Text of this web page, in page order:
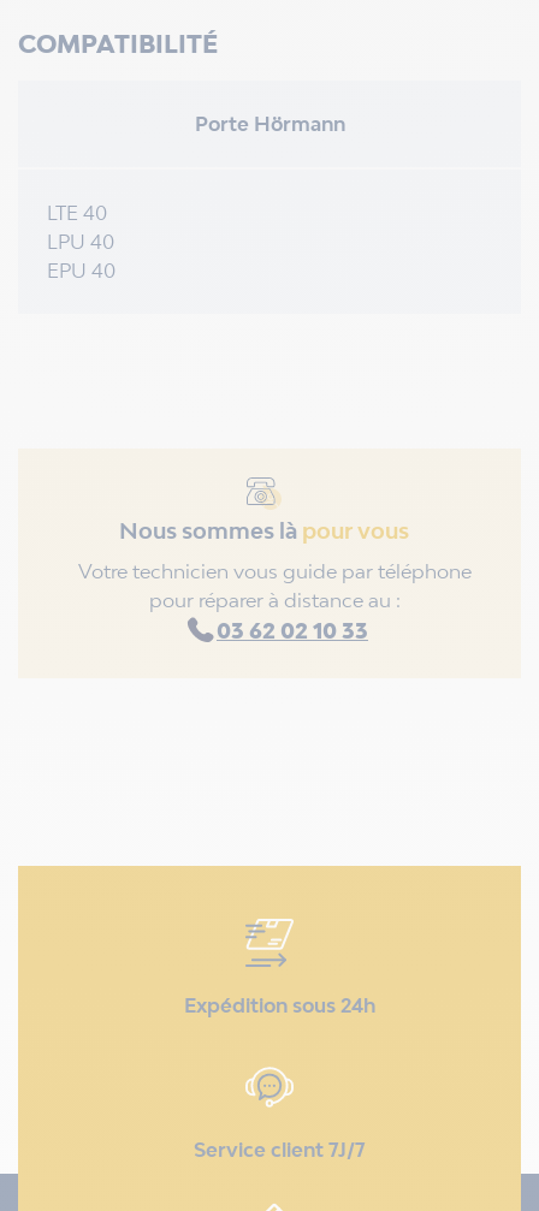
COMPATIBILITÉ
Porte Hörmann
LTE 40
LPU 40
EPU 40
Nous sommes là pour vous
Votre technicien vous guide par téléphone
pour réparer à distance au :
03 62 02 10 33
Expédition sous 24h
Service client 7J/7